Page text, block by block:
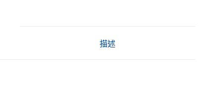
描述